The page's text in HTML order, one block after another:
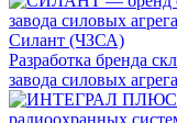
Силант (ЧЗСА)
Разработка бренда
завода силовых